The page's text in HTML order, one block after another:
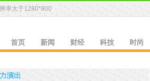
率大于1280*800
首页 新闻 财经 科技 时尚
演出